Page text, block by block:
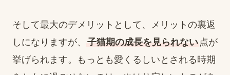
そして最大のデメリットとして、メリットの裏返
しになりますが、 子猫期の成長を見られない点が
挙げられます。もっとも愛くるしいとされる時期